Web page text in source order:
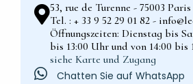
53, rue de Turenne - 75003 Paris
Tel. : + 33 9 52 29 01 82 -
Öffnungszeiten: Dienstag bis
bis 13:00 Uhr und von 14:00 bis
siehe Karte und Zugang
Chatten Sie auf WhatsApp